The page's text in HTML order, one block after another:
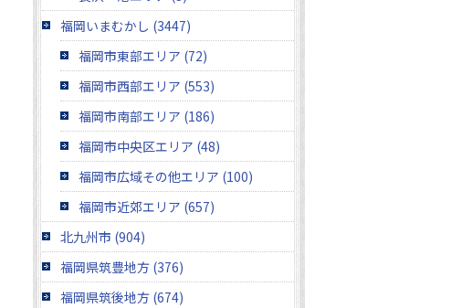
福岡いまむかし (3447)
福岡市東部エリア (72)
福岡市西部エリア (553)
福岡市南部エリア (186)
福岡市中央区エリア (48)
福岡市広域その他エリア (100)
福岡市近郊エリア (657)
北九州市 (904)
福岡県筑豊地方 (376)
福岡県筑後地方 (674)